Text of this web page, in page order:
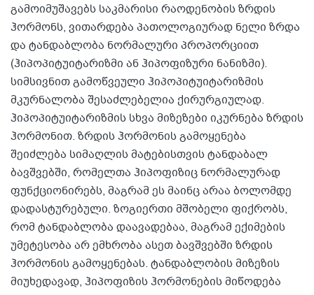
გამოიმუშავებს საკმარისი რაოდენობის ზრდის
ჰორმონს, ვითარდება პათოლოგიურად ნელი ზრდა
და ტანდაბლობა ნორმალური პროპორციით
(ჰიპოპიტუიტარიზმი ან ჰიპოფიზური ნანიზმი).
სიმსივნით გამოწვეული ჰიპოპიტუიტარიზმის
მკურნალობა შესაძლებელია ქირურგიულად.
ჰიპოპიტუიტარიზმის სხვა მიზეზები იკურნება ზრდის
ჰორმონით. ზრდის ჰორმონის გამოყენება
შეიძლება სიმაღლის მატებისთვის ტანდაბალ
ბავშვებში, რომელთა ჰიპოფიზიც ნორმალურად
ფუნქციონირებს, მაგრამ ეს მაინც არაა ბოლომდე
დადასტურებული. ზოგიერთი მშობელი ფიქრობს,
რომ ტანდაბლობა დაავადებაა, მაგრამ ექიმების
უმეტესობა არ ემხრობა ასეთ ბავშვებში ზრდის
ჰორმონის გამოყენებას. ტანდაბლობის მიზეზის
მიუხედავად, ჰიპოფიზის ჰორმონების მიწოდება